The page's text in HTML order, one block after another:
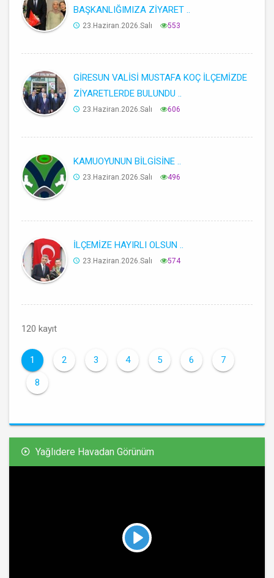
BAŞKANLIĞIMIZA ZİYARET ..
23.Haziran.2026.Salı 553
GİRESUN VALİSİ MUSTAFA KOÇ İLÇEMİZDE
ZİYARETLERDE BULUNDU ..
23.Haziran.2026.Salı 606
KAMUOYUNUN BİLGİSİNE ..
23.Haziran.2026.Salı 496
İLÇEMİZE HAYIRLI OLSUN ..
23.Haziran.2026.Salı 574
120 kayıt
1 2 3 4 5 6 7
8
Yağlıdere Havadan Görünüm
Play